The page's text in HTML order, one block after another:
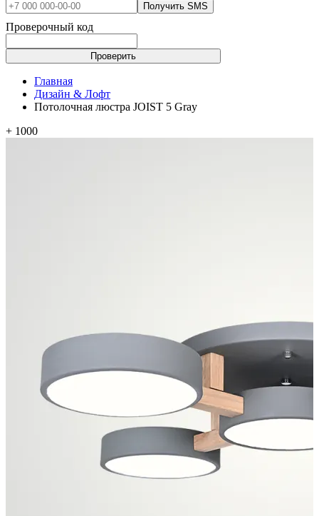
Получить SMS
Проверочный код
Проверить
Главная
Дизайн & Лофт
Потолочная люстра JOIST 5 Gray
+ 1000